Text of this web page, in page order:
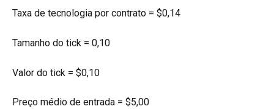
Taxa de tecnologia por contrato = $0,14
Tamanho do tick = 0,10
Valor do tick = $0,10
Preço médio de entrada = $5,00